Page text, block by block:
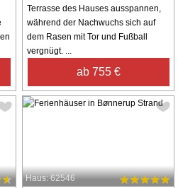
Terrasse des Hauses ausspannen,
während der Nachwuchs sich auf
dem Rasen mit Tor und Fußball
vergnügt. ...
ab 755 €
Haus: 62546